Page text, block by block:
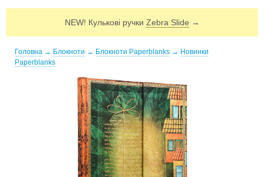
NEW! Кулькові ручки Zebra Slide →
Головна → Блокноти → Блокноти Paperblanks → Новинки
Paperblanks